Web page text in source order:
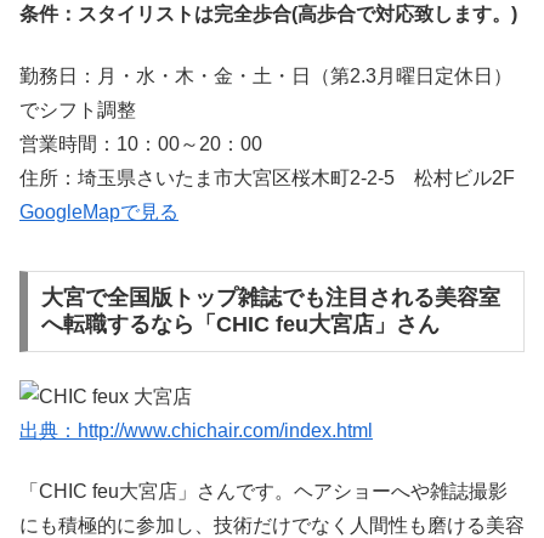
条件：スタイリストは完全歩合(高歩合で対応致します。)
勤務日：月・水・木・金・土・日（第2.3月曜日定休日）
でシフト調整
営業時間：10：00～20：00
住所：埼玉県さいたま市大宮区桜木町2-2-5 松村ビル2F
GoogleMapで見る
大宮で全国版トップ雑誌でも注目される美容室
へ転職するなら「CHIC feu大宮店」さん
出典：http://www.chichair.com/index.html
「CHIC feu大宮店」さんです。ヘアショーへや雑誌撮影
にも積極的に参加し、技術だけでなく人間性も磨ける美容